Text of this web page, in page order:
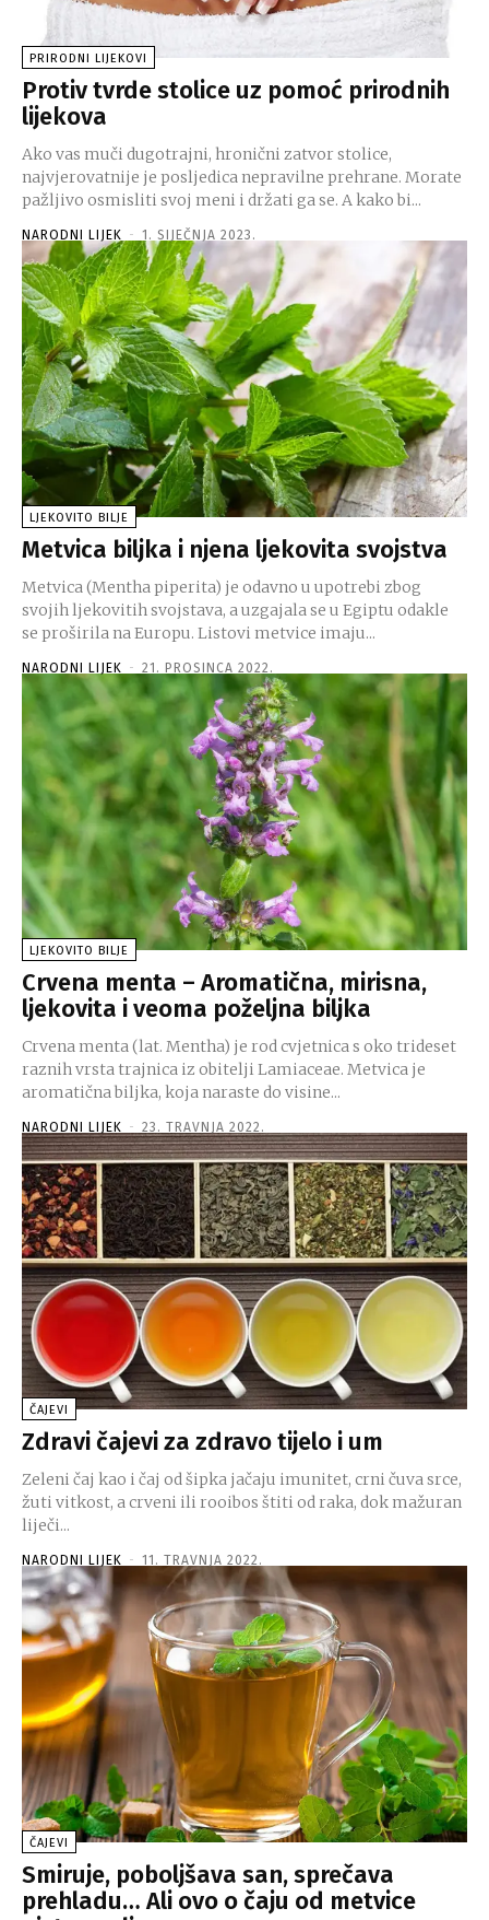
PRIRODNI LIJEKOVI
Protiv tvrde stolice uz pomoć prirodnih
lijekova
Ako vas muči dugotrajni, hronični zatvor stolice,
najvjerovatnije je posljedica nepravilne prehrane. Morate
pažljivo osmisliti svoj meni i držati ga se. A kako bi...
NARODNI LIJEK - 1. SIJEČNJA 2023.
LJEKOVITO BILJE
Metvica biljka i njena ljekovita svojstva
Metvica (Mentha piperita) je odavno u upotrebi zbog
svojih ljekovitih svojstava, a uzgajala se u Egiptu odakle
se proširila na Europu. Listovi metvice imaju...
NARODNI LIJEK - 21. PROSINCA 2022.
LJEKOVITO BILJE
Crvena menta – Aromatična, mirisna,
ljekovita i veoma poželjna biljka
Crvena menta (lat. Mentha) je rod cvjetnica s oko trideset
raznih vrsta trajnica iz obitelji Lamiaceae. Metvica je
aromatična biljka, koja naraste do visine...
NARODNI LIJEK - 23. TRAVNJA 2022.
ČAJEVI
Zdravi čajevi za zdravo tijelo i um
Zeleni čaj kao i čaj od šipka jačaju imunitet, crni čuva srce,
žuti vitkost, a crveni ili rooibos štiti od raka, dok mažuran
liječi...
NARODNI LIJEK - 11. TRAVNJA 2022.
ČAJEVI
Smiruje, poboljšava san, sprečava
prehladu… Ali ovo o čaju od metvice